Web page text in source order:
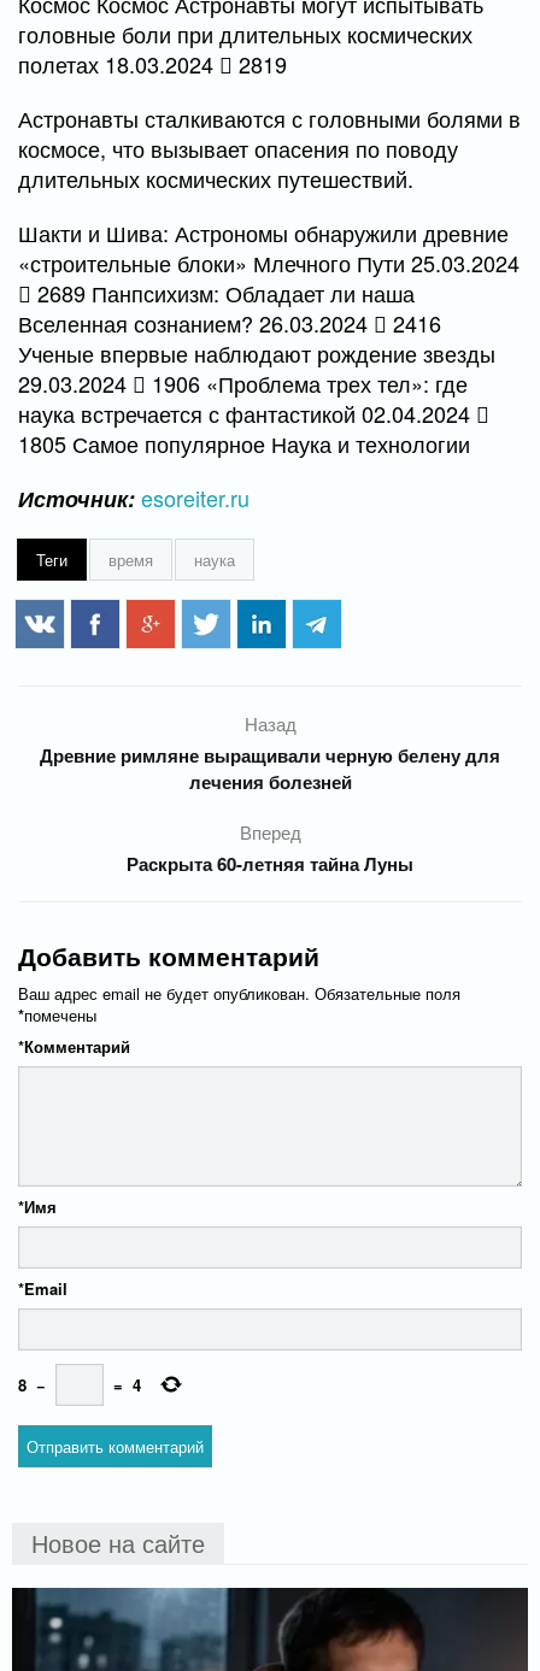
головные боли при длительных космических
полетах 18.03.2024
2819
Астронавты сталкиваются с головными болями в
космосе, что вызывает опасения по поводу
длительных космических путешествий.
Шакти и Шива: Астрономы обнаружили древние
«строительные блоки» Млечного Пути 25.03.2024
2689 Панпсихизм: Обладает ли наша
Вселенная сознанием? 26.03.2024
2416
Ученые впервые наблюдают рождение звезды
29.03.2024
1906 «Проблема трех тел»: где
наука встречается с фантастикой 02.04.2024
1805 Самое популярное Наука и технологии
Источник:esoreiter.ru
Теги время наука
Назад
Древние римляне выращивали черную белену для
лечения болезней
Вперед
Раскрыта 60-летняя тайна Луны
Добавить комментарий
Ваш адрес email не будет опубликован. Обязательные поля
помечены
*
Комментарий
*
Имя
*
Email
*
8 − = 4
Новое на сайте